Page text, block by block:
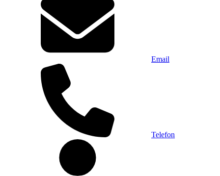
Email
Telefon